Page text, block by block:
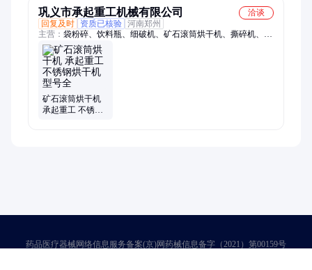
巩义市承起重工机械有限公司
洽谈
回复及时
资质已核验 河南郑州
主营： 袋粉碎、饮料瓶、细破机、矿石滚筒烘干机、撕碎机、破
碎机、造粒机、粉碎机、脱标机、给料破碎、粉碎压块、聚丙乙
烯、胶头粉碎、中药撕碎、建筑垃圾、塑料门窗、砂石线复合、
辅助清洁机、泡沫颗粒机、塑料瓶回收、石英砂陶瓷、输送一体
机、水果框粉碎、亚克力撕破机、塑料辅助清洁、一体式砂石线
矿石滚筒烘干机
承起重工 不锈钢
药品医疗器械网络信息服务备案(京)网药械信息备字（2021）第00159号